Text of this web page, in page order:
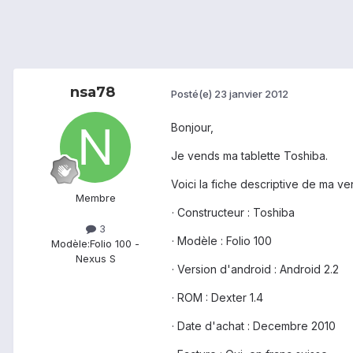
nsa78
Membre
3
Modèle:Folio 100 -
Nexus S
Posté(e) 23 janvier 2012
Bonjour,
Je vends ma tablette Toshiba.
Voici la fiche descriptive de ma
· Constructeur : Toshiba
· Modèle : Folio 100
· Version d'android : Android 2.2
· ROM : Dexter 1.4
· Date d'achat : Decembre 2010